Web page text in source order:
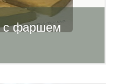
с фаршем